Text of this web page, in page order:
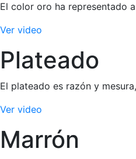
El color oro ha representado
Ver video
Plateado
El plateado es razón y
Ver video
Marrón